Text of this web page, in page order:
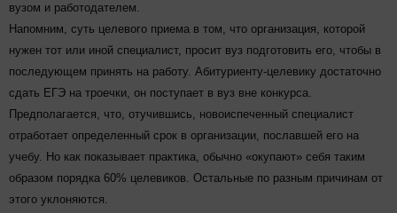
вузом и работодателем.
Напомним, суть целевого приема в том, что организация, которой
нужен тот или иной специалист, просит вуз подготовить его, чтобы в
последующем принять на работу. Абитуриенту-целевику достаточно
сдать ЕГЭ на троечки, он поступает в вуз вне конкурса.
Предполагается, что, отучившись, новоиспеченный специалист
отработает определенный срок в организации, пославшей его на
учебу. Но как показывает практика, обычно «окупают» себя таким
образом порядка 60% целевиков. Остальные по разным причинам от
этого уклоняются.